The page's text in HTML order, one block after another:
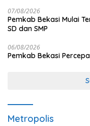
07/08/2026
Pemkab Bekasi Mulai
SD dan SMP
06/08/2026
Pemkab Bekasi
Metropolis